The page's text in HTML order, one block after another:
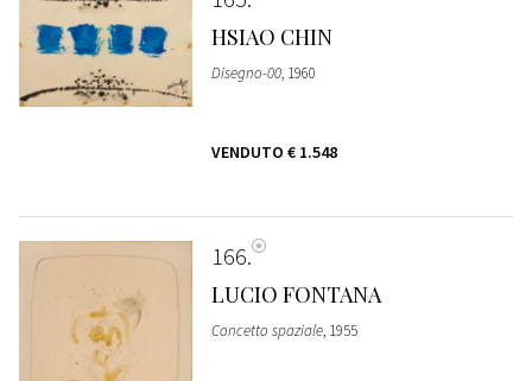
HSIAO CHIN
Disegno-00, 1960
VENDUTO € 1.548
166
LUCIO FONTANA
Concetto spaziale, 1955